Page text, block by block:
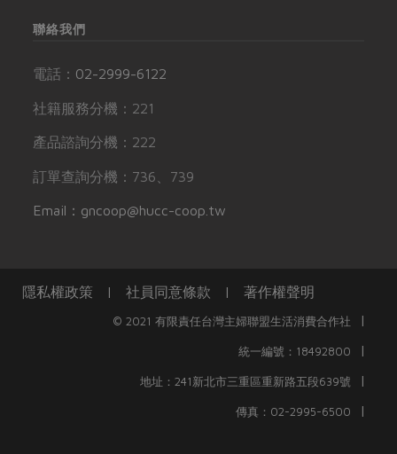
聯絡我們
電話： 02-2999-6122
社籍服務分機：221
產品諮詢分機：222
訂單查詢分機：736、739
Email：gncoop@hucc-coop.tw
隱私權政策 | 社員同意條款 | 著作權聲明
© 2021 有限責任台灣主婦聯盟生活消費合作社 |
統一編號：18492800 |
地址：241新北市三重區重新路五段639號 |
傳真：02-2995-6500 |